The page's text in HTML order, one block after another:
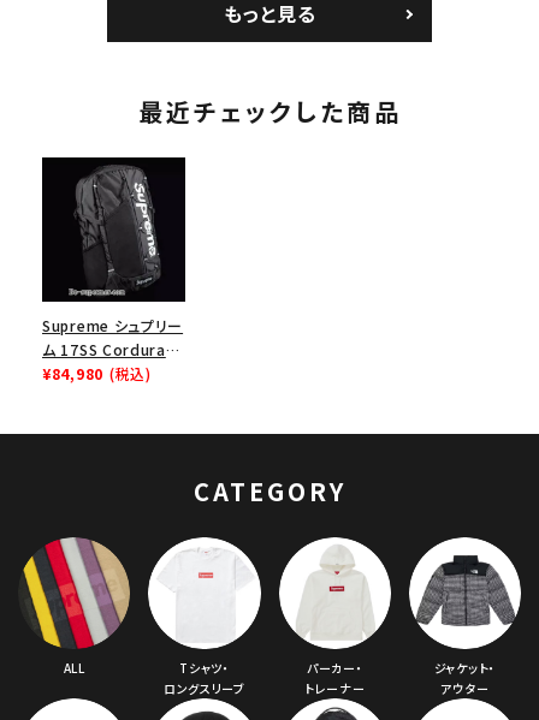
もっと見る
最近チェックした商品
Supreme シュプリー
ム 17SS Cordura
Ripstop Nylon
¥84,980 (税込)
CATEGORY
ALL
Tシャツ・
ロングスリーブ
パーカー・
トレーナー
ジャケット・
アウター